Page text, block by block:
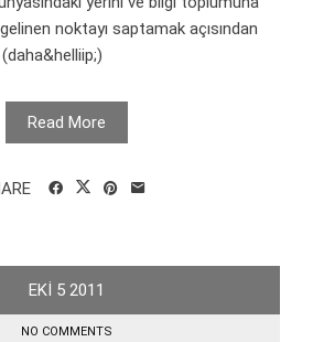
noktayı saptamak açısından
Read More
EKI 5 2011
NO COMMENTS